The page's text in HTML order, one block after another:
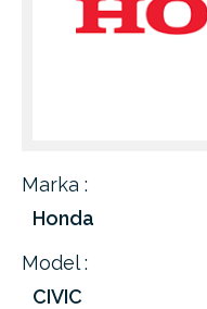
Marka :
Honda
Model :
CIVIC